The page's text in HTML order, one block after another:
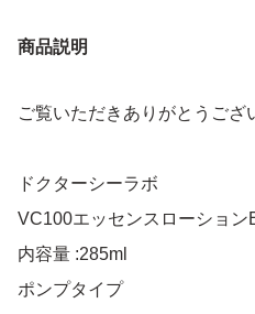
商品説明
ご覧いただきありがとうござ
ドクターシーラボ
VC100エッセンスローション
内容量 :285ml
ポンプタイプ